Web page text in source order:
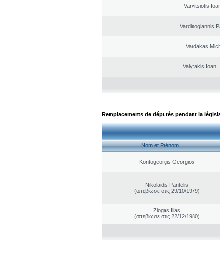
Varvitsiotis
Vardinogiannis
Vardakas
Valyrakis Ioan.
Remplacements de députés pendant la
Nom et Prénom
Kontogeorgis Georgios
Nikolaidis Pantelis
(απεβίωσε στις 29/10/1979)
Ziogas Ilias
(απεβίωσε στις 22/12/1980)